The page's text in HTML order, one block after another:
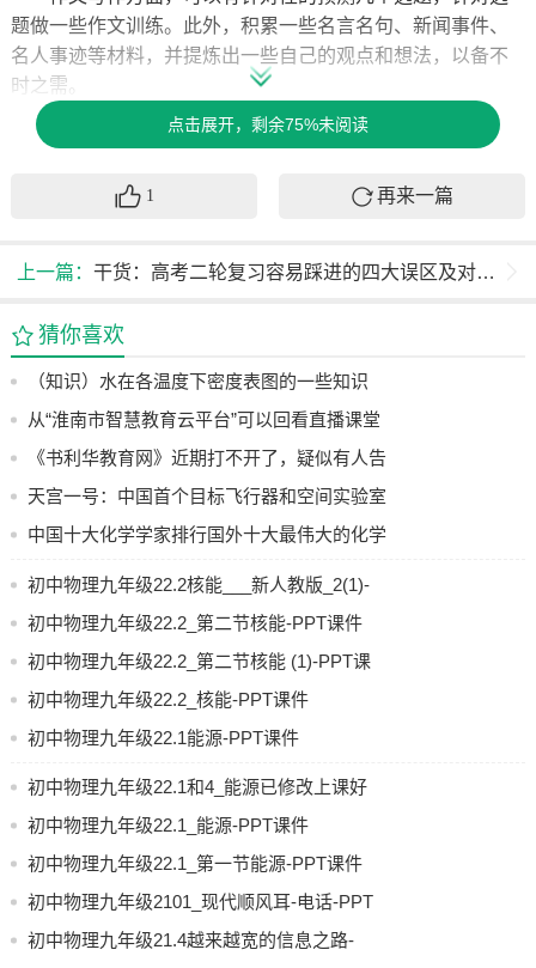
题做一些作文训练。此外，积累一些名言名句、新闻事件、
名人事迹等材料，并提炼出一些自己的观点和想法，以备不
时之需。
数学：
数学基础不算太差的话，三个多月的冲刺还是可以提高
都是最核心的知识点，都是典型的例题，听懂的同时注意记
数。
每天多练习不同类型的题目，提高做题的效率，及时复
习老师课堂讲述内容，将不明白的地方弄清楚。但是不要仅
仅只是跟着老师的解题步骤走，要提高独立思考的能力，注
都是有固定套路的，每做完一道题，想想为什么这样做，大
脑中建立一种条件反射，下次再遇到类似题型就迎刃而解
整理笔记和错题集，在数学的学习中永远是最有效的方
法。错题集不仅是对自己做题的一个总结，在整理错题集的
时候随便翻翻，巩固知识点，提高做题的正确率。
定期将做过的题目重新再做一遍，整理解题的思路和方
法，将所学的知识变成知识网，清晰地存入脑海，看到新题
目可以想到旧题目，能够举一反三，这时就离成功不远了。
英语：
英语的学习也是一个日积月累的过程，单词的积累量、
点击展开，剩余75%未阅读
1 再来一篇
上一篇： 干货：高考二轮复习容易踩进的四大误区及对策 2026高考复习
猜你喜欢
（知识）水在各温度下密度表图的一些知识
从“淮南市智慧教育云平台”可以回看直播课堂
了
《书利华教育网》近期打不开了，疑似有人告
其侵权
天宫一号：中国首个目标飞行器和空间实验室
的辉煌之旅
中国十大化学学家排行国外十大最伟大的化学
学家都有谁→MAIGOO生活榜
初中物理九年级22.2核能___新人教版_2(1)-
PPT课件
初中物理九年级22.2_第二节核能-PPT课件
初中物理九年级22.2_第二节核能 (1)-PPT课
件
初中物理九年级22.2_核能-PPT课件
初中物理九年级22.1能源-PPT课件
初中物理九年级22.1和4_能源已修改上课好
用-PPT课件
初中物理九年级22.1_能源-PPT课件
初中物理九年级22.1_第一节能源-PPT课件
初中物理九年级2101_现代顺风耳-电话-PPT
课件
初中物理九年级21.4越来越宽的信息之路-